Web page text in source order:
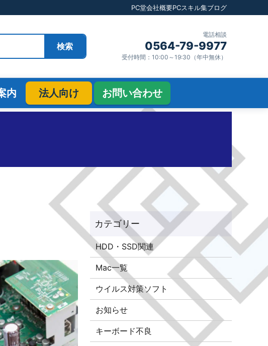
PC堂会社概要PCスキル集ブログ
検索
電話相談
0564-79-9977
受付時間：10:00～19:30（年中無休）
内 法人向け お問い合わせ
HDD・SSD関連
Mac一覧
ウイルス対策ソフト
お知らせ
キーボード不良